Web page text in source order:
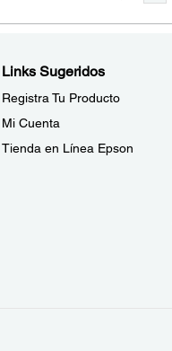
Links Sugeridos
Registra Tu Producto
Mi Cuenta
Tienda en Línea Epson